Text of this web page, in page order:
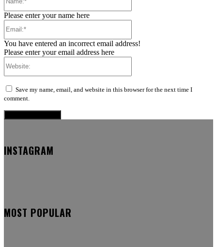
Please enter your name here
You have entered an incorrect email address!
Please enter your email address here
Save my name, email, and website in this browser for the next time I
comment.
INSTAGRAM
MOST POPULAR